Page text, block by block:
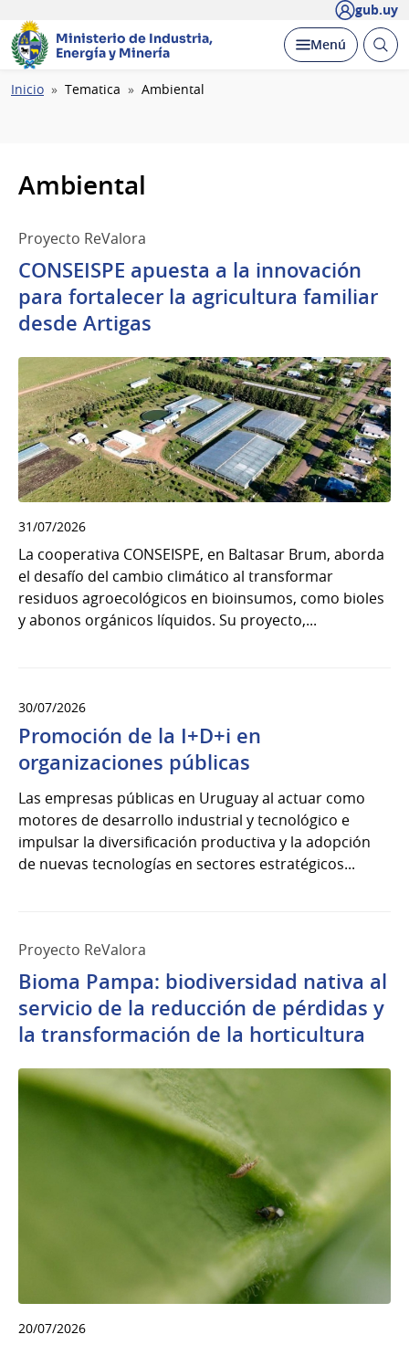
gub.uy
Ministerio de Industria,
Energía y Minería
Desplegar
Menú Abrir
Ruta
Inicio Tematica Ambiental
Ambiental
Proyecto ReValora
CONSEISPE apuesta a la innovación
para fortalecer la agricultura familiar
desde Artigas
31/07/2026
La cooperativa CONSEISPE, en Baltasar Brum, aborda
el desafío del cambio climático al transformar
residuos agroecológicos en bioinsumos, como bioles
y abonos orgánicos líquidos. Su proyecto,...
30/07/2026
Promoción de la I+D+i en
organizaciones públicas
Las empresas públicas en Uruguay al actuar como
motores de desarrollo industrial y tecnológico e
impulsar la diversificación productiva y la adopción
de nuevas tecnologías en sectores estratégicos...
Proyecto ReValora
Bioma Pampa: biodiversidad nativa al
servicio de la reducción de pérdidas y
la transformación de la horticultura
20/07/2026